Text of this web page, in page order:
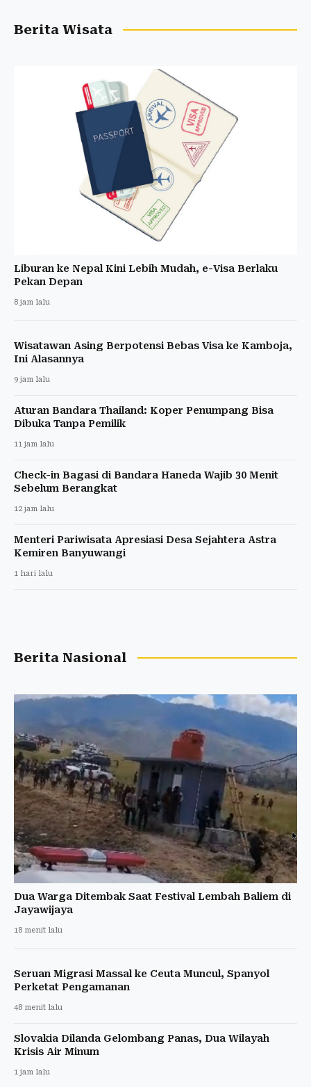
Berita Wisata
Liburan ke Nepal Kini Lebih Mudah, e-Visa Berlaku
Pekan Depan
8 jam lalu
Wisatawan Asing Berpotensi Bebas Visa ke Kamboja,
Ini Alasannya
9 jam lalu
Aturan Bandara Thailand: Koper Penumpang Bisa
Dibuka Tanpa Pemilik
11 jam lalu
Check-in Bagasi di Bandara Haneda Wajib 30 Menit
Sebelum Berangkat
12 jam lalu
Menteri Pariwisata Apresiasi Desa Sejahtera Astra
Kemiren Banyuwangi
1 hari lalu
Berita Nasional
Dua Warga Ditembak Saat Festival Lembah Baliem di
Jayawijaya
18 menit lalu
Seruan Migrasi Massal ke Ceuta Muncul, Spanyol
Perketat Pengamanan
48 menit lalu
Slovakia Dilanda Gelombang Panas, Dua Wilayah
Krisis Air Minum
1 jam lalu